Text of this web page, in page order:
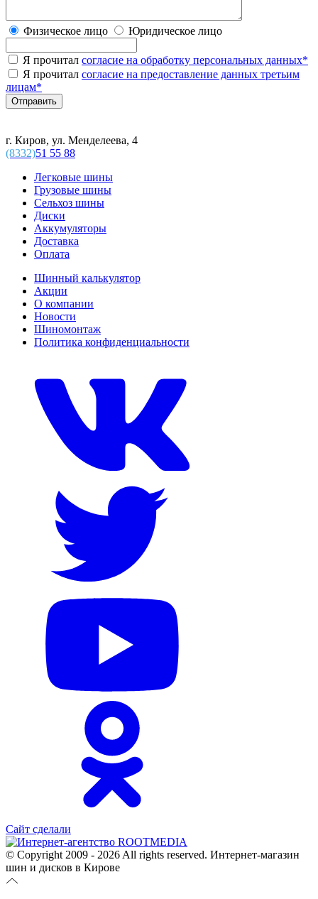
Физическое лицо Юридическое лицо
Я прочитал согласие на обработку персональных данных*
Я прочитал согласие на предоставление данных третьим
лицам*
г. Киров, ул. Менделеева, 4
(8332)51 55 88
Легковые шины
Грузовые шины
Сельхоз шины
Диски
Аккумуляторы
Доставка
Оплата
Шинный калькулятор
Акции
О компании
Новости
Шиномонтаж
Политика конфиденциальности
Сайт сделали
© Copyright 2009 - 2026 All rights reserved. Интернет-магазин
шин и дисков в Кирове